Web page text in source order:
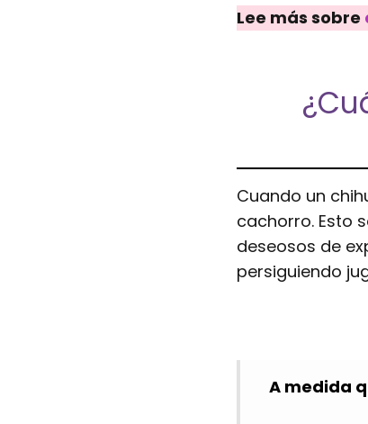
Lee más sobre
Cuando un
cachorro. Esto
deseosos de
persiguiendo
A medida